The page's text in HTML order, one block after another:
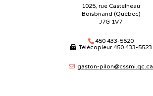
1025, rue Castelneau
Boisbriand (Québec)
J7G 1V7
450 433-5520
Télécopieur450 433-5523
gaston-pilon@cssmi.qc.ca